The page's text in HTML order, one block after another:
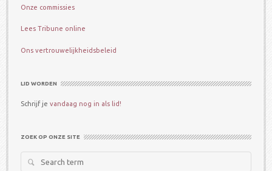
Onze commissies
Lees Tribune online
Ons vertrouwelijkheidsbeleid
LID WORDEN
Schrijf je vandaag nog in als lid!
ZOEK OP ONZE SITE